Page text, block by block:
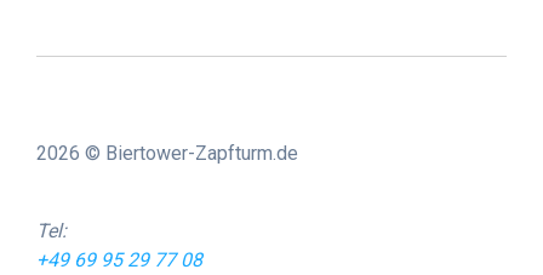
2026 © Biertower-Zapfturm.de
Tel:
+49 69 95 29 77 08